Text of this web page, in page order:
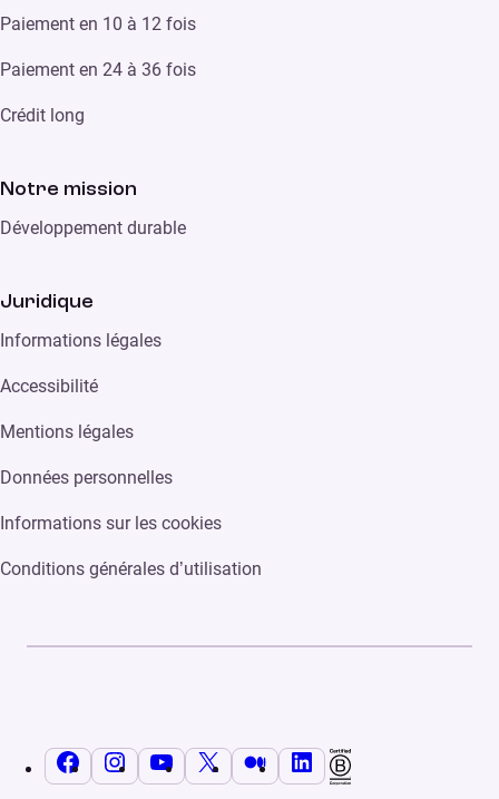
Paiement en 10 à 12 fois
Paiement en 24 à 36 fois
Crédit long
Notre mission
Développement durable
Juridique
Informations légales
Accessibilité
Mentions légales
Données personnelles
Informations sur les cookies
Conditions générales d’utilisation
FacebookInstagramYouTube MediumLinkedIn